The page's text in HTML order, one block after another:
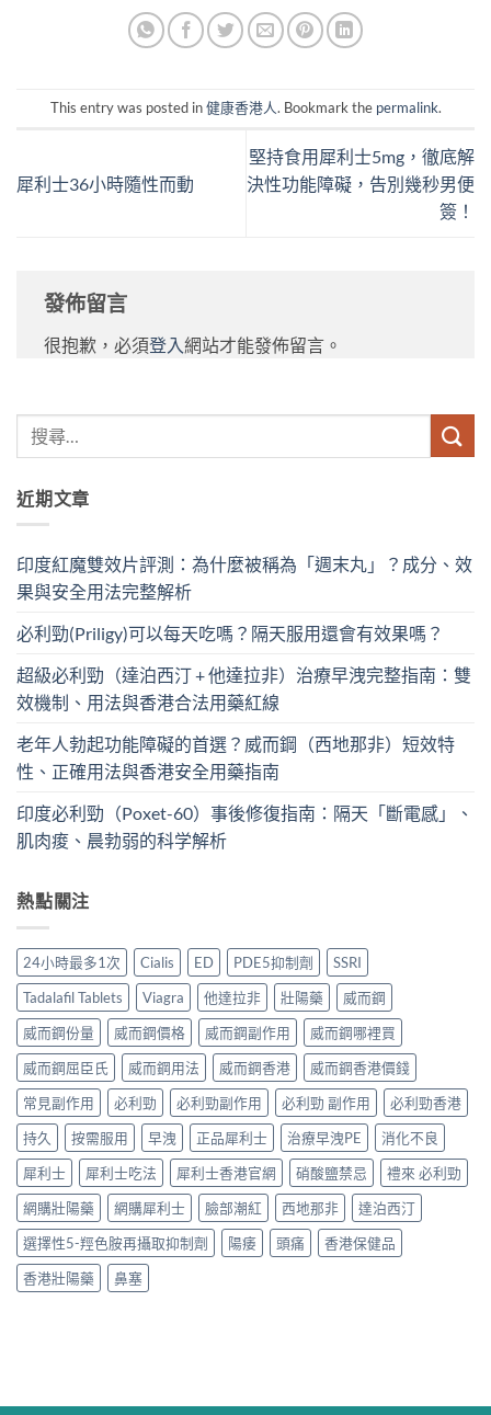
This entry was posted in健康香港人. Bookmark the permalink.
犀利士36小時隨性而動
堅持食用犀利士5mg，徹底解
決性功能障礙，告別幾秒男便
簽！
發佈留言
很抱歉，必須登入網站才能發佈留言。
近期文章
印度紅魔雙效片評測：為什麼被稱為「週末丸」？成分、效
果與安全用法完整解析
必利勁(Priligy)可以每天吃嗎？隔天服用還會有效果嗎？
超級必利勁（達泊西汀 + 他達拉非）治療早洩完整指南：雙
效機制、用法與香港合法用藥紅線
老年人勃起功能障礙的首選？威而鋼（西地那非）短效特
性、正確用法與香港安全用藥指南
印度必利勁（Poxet-60）事後修復指南：隔天「斷電感」、
肌肉痠、晨勃弱的科学解析
熱點關注
24小時最多1次 Cialis ED PDE5抑制劑
SSRI
Tadalafil Tablets
Viagra 他達拉非 壯陽藥
威而鋼
威而鋼份量
威而鋼價格 威而鋼副作用
威而鋼哪裡買
威而鋼屈臣氏
威而鋼用法 威而鋼香港
威而鋼香港價錢
常見副作用
必利勁 必利勁副作用 必利勁 副作用
必利勁香港
持久
按需服用 早洩 正品犀利士 治療早洩PE
消化不良
犀利士
犀利士吃法 犀利士香港官網 硝酸鹽禁忌
禮來 必利勁
網購壯陽藥
網購犀利士 臉部潮紅 西地那非
達泊西汀
選擇性5-羥色胺再攝取抑制劑
陽痿 頭痛
香港保健品
香港壯陽藥
鼻塞